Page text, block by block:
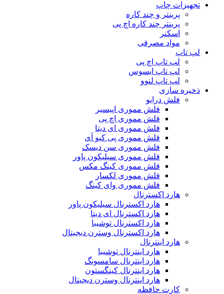
تجهیزات چاپ
پرینتر و چند کاره
پرینتر چند کاره اچ پی
اسکنر
مواد مصرفی
لپ تاپ
لپ تاپ اچ پی
لپ تاپ ایسوس
لپ تاپ لنوو
ذخیره سازی
فلش درایو
فلش مموری اپیسیر
فلش مموری اچ پی
فلش مموری ای دیتا
فلش مموری پی کیو آی
فلش مموری سن دیسک
فلش مموری سیلیکون پاور
فلش مموری کینگ مکس
فلش مموری لکسار
فلش مموری وای کینگ
هارد اکسترنال
هارد اکسترنال سیلیکون پاور
هارد اکسترنال ای دیتا
هارد اکسترنال توشیبا
هارد اکسترنال وسترن دیجیتال
هارد اینترنال
هارد اینترنال توشیبا
هارد اینترنال سامسونگ
هارد اینترنال کینگستون
هارد اینترنال وسترن دیجیتال
کارت حافظه